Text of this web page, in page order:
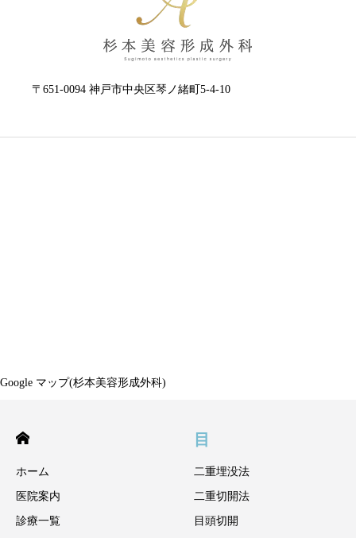
〒651-0094 神戸市中央区琴ノ緒町5-4-10
Google マップ(杉本美容形成外科)
ホーム
医院案内
診療一覧
目
二重埋没法
二重切開法
目頭切開